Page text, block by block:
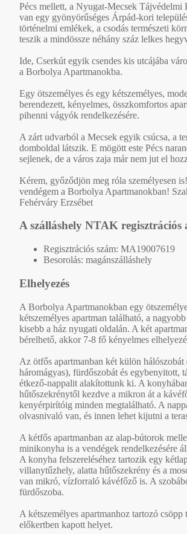
Pécs mellett, a Nyugat-Mecsek Tájvédelmi
van egy gyönyörűséges Árpád-kori
történelmi emlékek, a csodás természeti
teszik a mindössze néhány száz lelkes
Ide, Cserkút egyik csendes kis utcájába
a Borbolya Apartmanokba.
Egy ötszemélyes és egy kétszemélyes,
berendezett, kényelmes, összkomfortos
pihenni vágyók rendelkezésére.
A zárt udvarból a Mecsek egyik csúcsa, a
domboldal látszik. E mögött este Pécs
sejlenek, de a város zaja már nem jut el
Kérem, győződjön meg róla személyesen
vendégem a Borbolya Apartmanokban!
Fehérváry Erzsébet
A szálláshely NTAK regisztrációs
Regisztrációs szám: MA19007619
Besorolás: magánszálláshely
Elhelyezés
A Borbolya Apartmanokban egy
kétszemélyes apartman található, a
kisebb a ház nyugati oldalán. A két
bérelhető, akkor 7-8 fő kényelmes
Az ötfős apartmanban két külön hálószobát
háromágyas), fürdőszobát és egybenyitott,
étkező-nappalit alakítottunk ki. A
hűtőszekrénytől kezdve a mikron át a
kenyérpirítóig minden megtalálható. A
olvasnivaló van, és innen lehet kijutni a
A kétfős apartmanban az alap-bútorok
minikonyha is a vendégek rendelkezésére
A konyha felszereléséhez tartozik egy
villanytűzhely, alatta hűtőszekrény és a
van mikró, vízforraló kávéfőző is. A
fürdőszoba.
A kétszemélyes apartmanhoz tartozó csöpp
előkertben kapott helyet.